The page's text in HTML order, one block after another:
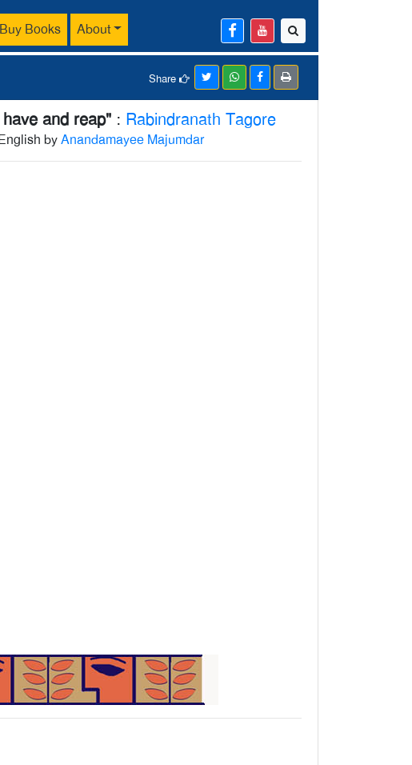
Buy Books About
Share
and reap" : Rabindranath Tagore
byAnandamayee Majumdar